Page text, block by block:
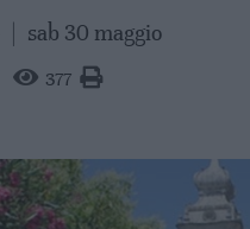
sab 30 maggio
377